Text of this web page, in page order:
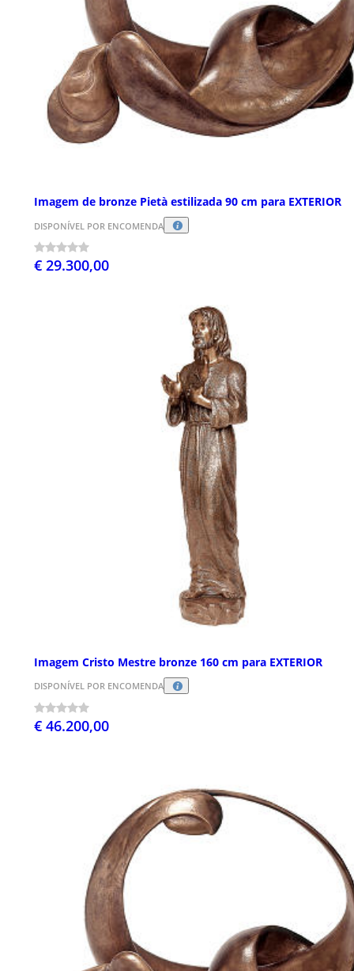
Imagem de bronze Pietà estilizada 90 cm para EXTERIOR
DISPONÍVEL POR ENCOMENDA
€ 29.300,00
Imagem Cristo Mestre bronze 160 cm para EXTERIOR
DISPONÍVEL POR ENCOMENDA
€ 46.200,00